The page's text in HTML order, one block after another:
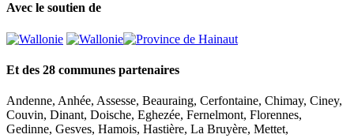
Avec le soutien de
Et des 28 communes partenaires
Andenne, Anhée, Assesse, Beauraing, Cerfontaine, Chimay, Ciney,
Couvin, Dinant, Doische, Eghezée, Fernelmont, Florennes,
Gedinne, Gesves, Hamois, Hastière, La Bruyère, Mettet,